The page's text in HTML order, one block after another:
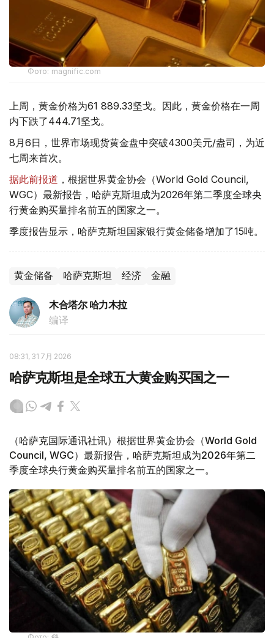
Фото: magnific.com
上周，黄金价格为61 889.33坚戈。因此，黄金价格在一周
内下跌了444.71坚戈。
8月6日，世界市场现货黄金盘中突破4300美元/盎司，为近
七周来首次。
据此前报道 ，根据世界黄金协会（World Gold Council,
WGC）最新报告，哈萨克斯坦成为2026年第二季度全球央
行黄金购买量排名前五的国家之一。
季度报告显示，哈萨克斯坦国家银行黄金储备增加了15吨。
黄金储备 哈萨克斯坦 经济 金融
木合塔尔 哈力木拉
编译
08:31, 31 7月 2026
哈萨克斯坦是全球五大黄金购买国之一
（哈萨克国际通讯社讯）根据世界黄金协会（World Gold
Council, WGC）最新报告，哈萨克斯坦成为2026年第二
季度全球央行黄金购买量排名前五的国家之一。